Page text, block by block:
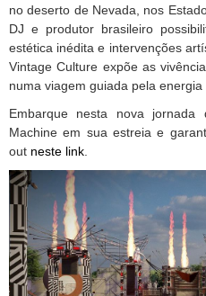
no deserto de Nevada, nos
DJ e produtor brasileiro
estética inédita e intervenções
Vintage Culture expõe as
numa viagem guiada pela energia
Embarque nesta nova
Machine em sua estreia e
out neste link.